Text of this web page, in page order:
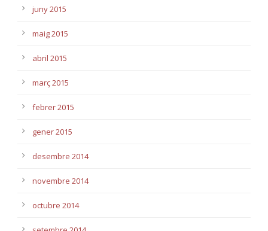
juny 2015
maig 2015
abril 2015
març 2015
febrer 2015
gener 2015
desembre 2014
novembre 2014
octubre 2014